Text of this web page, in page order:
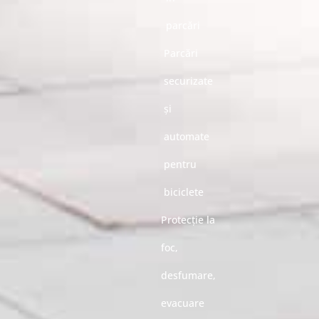
securizate
și
automate
pentru
biciclete
Protecție la
foc,
desfumare,
evacuare